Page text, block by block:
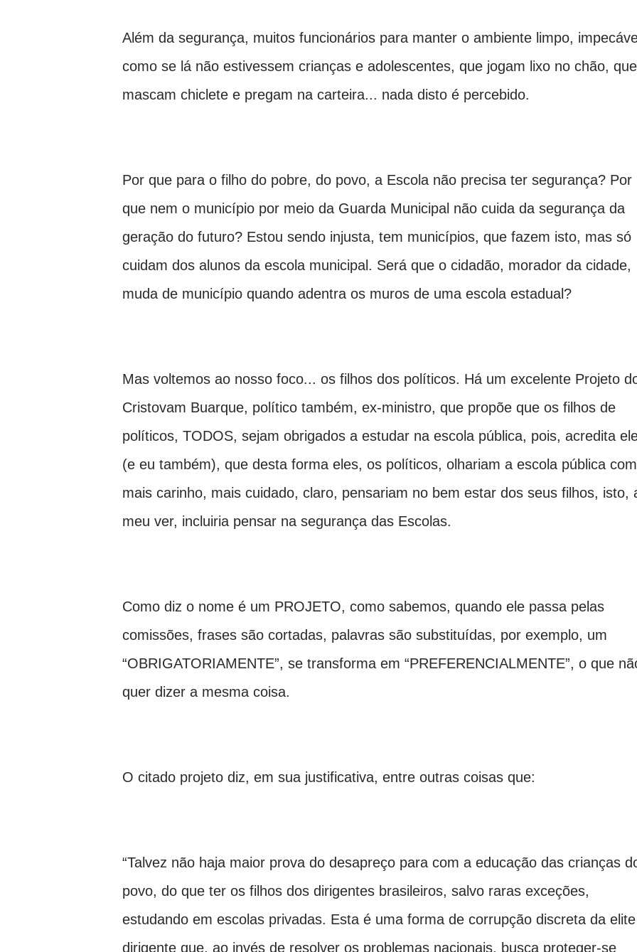
Além da segurança, muitos funcionários para manter o ambiente limpo,
como se lá não estivessem crianças e adolescentes, que jogam lixo no chão, que
mascam chiclete e pregam na carteira... nada disto é percebido.
Por que para o filho do pobre, do povo, a Escola não precisa ter segurança? Por
que nem o município por meio da Guarda Municipal não cuida da segurança da
geração do futuro? Estou sendo injusta, tem municípios, que fazem isto, mas só
cuidam dos alunos da escola municipal. Será que o cidadão, morador da cidade,
muda de município quando adentra os muros de uma escola estadual?
Mas voltemos ao nosso foco... os filhos dos políticos. Há um excelente Projeto
Cristovam Buarque, político também, ex-ministro, que propõe que os filhos de
políticos, TODOS, sejam obrigados a estudar na escola pública, pois, acredita
(e eu também), que desta forma eles, os políticos, olhariam a escola pública com
mais carinho, mais cuidado, claro, pensariam no bem estar dos seus filhos, isto,
meu ver, incluiria pensar na segurança das Escolas.
Como diz o nome é um PROJETO, como sabemos, quando ele passa pelas
comissões, frases são cortadas, palavras são substituídas, por exemplo, um
“OBRIGATORIAMENTE”, se transforma em “PREFERENCIALMENTE”, o que
quer dizer a mesma coisa.
O citado projeto diz, em sua justificativa, entre outras coisas que:
“Talvez não haja maior prova do desapreço para com a educação das crianças
povo, do que ter os filhos dos dirigentes brasileiros, salvo raras exceções,
estudando em escolas privadas. Esta é uma forma de corrupção discreta da elite
dirigente que, ao invés de resolver os problemas nacionais, busca proteger-se